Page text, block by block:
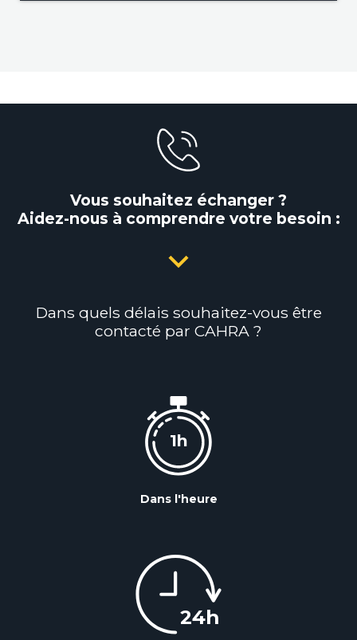
Vous souhaitez échanger ?
Aidez-nous à comprendre votre besoin :
Dans quels délais souhaitez-vous être
contacté par CAHRA ?
Dans l'heure